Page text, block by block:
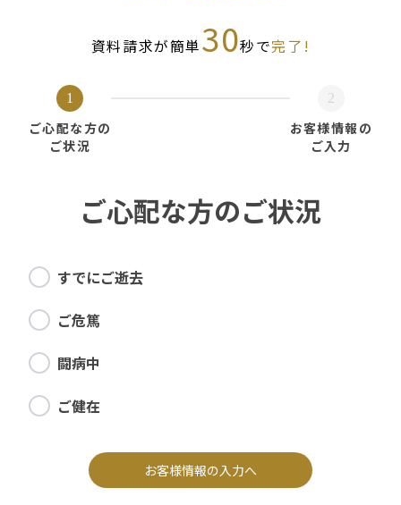
資料請求が簡単30秒で完了!
1
ご心配な方の
ご状況
2
お客様情報の
ご入力
ご心配な方のご状況
すでにご逝去
ご危篤
闘病中
ご健在
お客様情報の入力へ